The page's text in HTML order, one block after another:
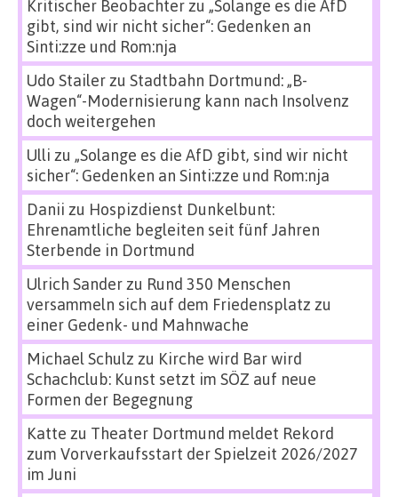
Kritischer Beobachterzu „Solange es die AfD
gibt, sind wir nicht sicher“: Gedenken an
Sinti:zze und Rom:nja
Udo Stailerzu Stadtbahn Dortmund: „B-
Wagen“-Modernisierung kann nach Insolvenz
doch weitergehen
Ulli zu „Solange es die AfD gibt, sind wir nicht
sicher“: Gedenken an Sinti:zze und Rom:nja
Danii zu Hospizdienst Dunkelbunt:
Ehrenamtliche begleiten seit fünf Jahren
Sterbende in Dortmund
Ulrich Sanderzu Rund 350 Menschen
versammeln sich auf dem Friedensplatz zu
einer Gedenk- und Mahnwache
Michael Schulz zu Kirche wird Bar wird
Schachclub: Kunst setzt im SÖZ auf neue
Formen der Begegnung
Katte zu Theater Dortmund meldet Rekord
zum Vorverkaufsstart der Spielzeit 2026/2027
im Juni